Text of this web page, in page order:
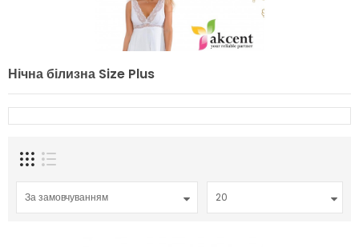
Нічна білизна Size Plus